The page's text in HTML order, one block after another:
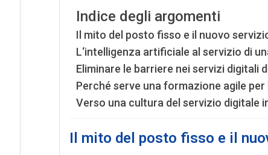
Indice degli argomenti
Il mito del posto fisso e il nuovo
L‘intelligenza artificiale al servizio di
Eliminare le barriere nei servizi digitali
Perché serve una formazione agile per
Verso una cultura del servizio digitale
Il mito del posto fisso e il